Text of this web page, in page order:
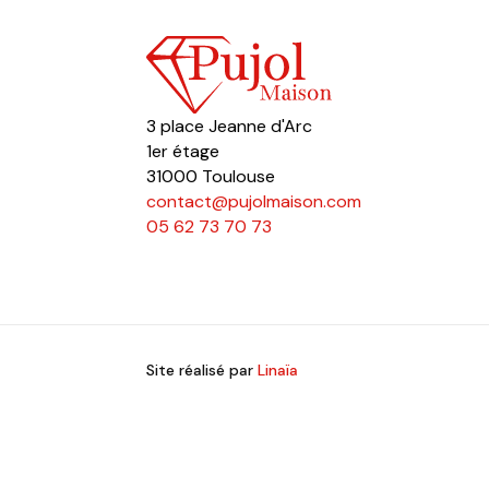
3 place Jeanne d'Arc
1er étage
31000 Toulouse
contact@pujolmaison.com
05 62 73 70 73
Site réalisé parLinaïa